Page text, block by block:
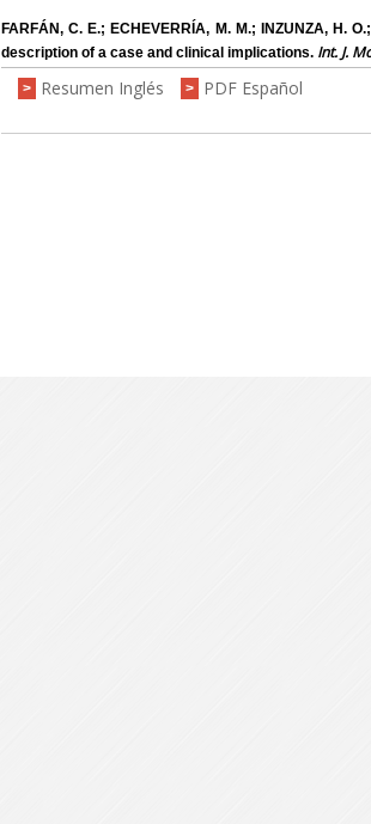
FARFÁN, C. E.; ECHEVERRÍA, M. M.; INZUNZA, H.
description of a case and clinical implications. Int. J.
> Resumen Inglés > PDF Español